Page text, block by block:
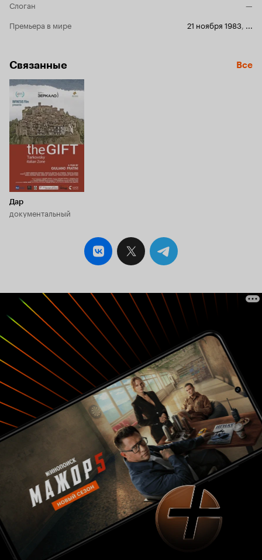
жестокостью, несмотря на всю воспитанность
точнейшая игра актёров делает 'Послесловие'
присутствующая в кинематографе. Фильм
реальными людьми. С нетерпением ждёшь
финала картины, но фильм заканчивается
ничем: тесть улетает, и герой Мягкова с
облегчением возвращается в пустую квартиру.
И понимает, что не сможет жить по-старому.
Что-то в нём необратимо сломалось,
изменилось. Идёт дождь. Он смотрит в окно и
видит на балконе дома напротив своего
старика-тестя. Главное достоинство картины -
это её сценарная основа. В прежние времена
сценаристов называли кинодраматургами. Так
вот, 'Послесловие' - это кинодраматургия в
Слоган
—
Премьера в мире
21 ноября 1983, ...
Связанные Все
Дар
документальный